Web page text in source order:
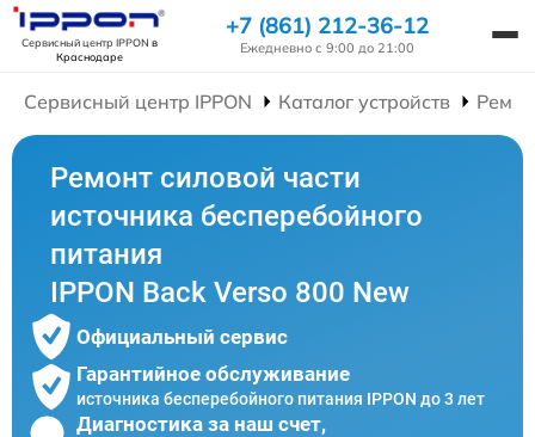
Сервисный центр IPPON в
Краснодаре
+7 (861) 212-36-12
Ежедневно с 9:00 до 21:00
Сервисный центр IPPON Каталог устройств
Ремонт силовой части
источника бесперебойного
питания
IPPON Back Verso 800 New
Официальный сервис
Гарантийное обслуживание
источника бесперебойного питания IPPON до 3 лет
Диагностика за наш счет,